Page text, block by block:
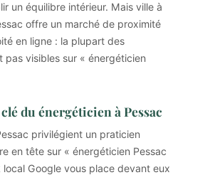
un équilibre intérieur. Mais ville à
offre un marché de proximité
en ligne : la plupart des
pas visibles sur « énergéticien
du énergéticien à Pessac
privilégient un praticien
en tête sur « énergéticien Pessac
Google vous place devant eux